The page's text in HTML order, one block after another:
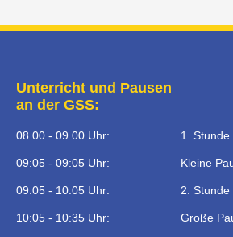
Unterricht und Pausen
an der GSS:
08.00 - 09.00 Uhr: 1. Stunde
09:05 - 09:05 Uhr: Kleine
09:05 - 10:05 Uhr: 2. Stunde
10:05 - 10:35 Uhr: Große